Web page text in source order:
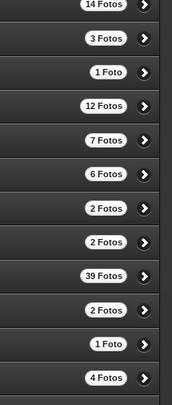
14 Fotos
3 Fotos
1 Foto
12 Fotos
7 Fotos
6 Fotos
2 Fotos
2 Fotos
39 Fotos
2 Fotos
1 Foto
4 Fotos